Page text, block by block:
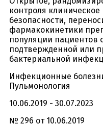
контроля
безопасности,
фармакокинетики
популяции пациентов
подтвержденной или
бактериальной
Инфекционные
Пульмонология
10.06.2019 - 30.07.2023
№ 296 от 10.06.2019